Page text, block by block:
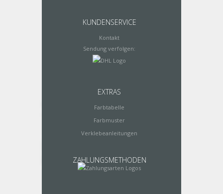
KUNDENSERVICE
Kontakt
Sendung verfolgen:
EXTRAS
Farbtabelle
Farbmuster
Verklebeanleitungen
ZAHLUNGSMETHODEN